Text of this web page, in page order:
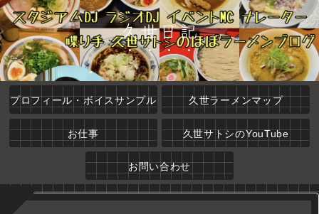
久世日記
プロフィール・ボイスサンプル 久世ラーメンマップ
お仕事 久世サトシのYouTube
お問い合わせ